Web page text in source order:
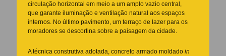
circulação horizontal em meio a um amplo vazio central,
que garante iluminação e ventilação natural aos espaços
internos. No último pavimento, um terraço de lazer para os
moradores se descortina sobre a paisagem da cidade.
A técnica construtiva adotada, concreto armado moldado in